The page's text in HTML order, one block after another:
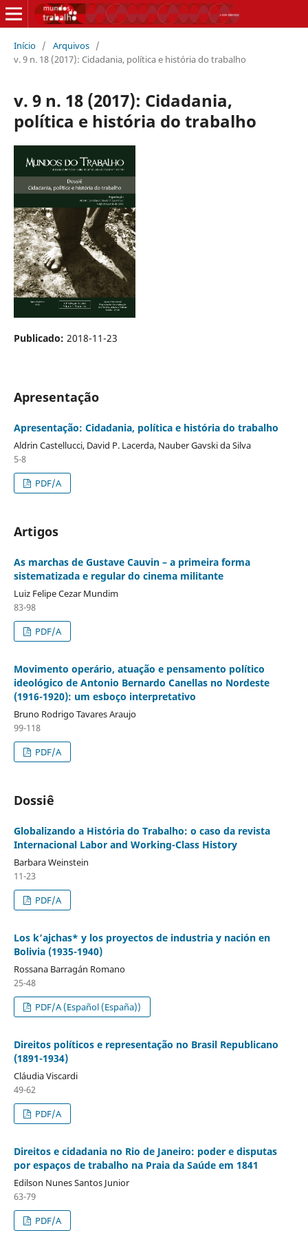
Início / Arquivos /
v. 9 n. 18 (2017): Cidadania, política e história do trabalho
v. 9 n. 18 (2017): Cidadania,
política e história do trabalho
Publicado: 2018-11-23
Apresentação
Apresentação: Cidadania, política e história do trabalho
Aldrin Castellucci, David P. Lacerda, Nauber Gavski da Silva
5-8
PDF/A
Artigos
As marchas de Gustave Cauvin – a primeira forma
sistematizada e regular do cinema militante
Luiz Felipe Cezar Mundim
83-98
PDF/A
Movimento operário, atuação e pensamento político
ideológico de Antonio Bernardo Canellas no Nordeste
(1916-1920): um esboço interpretativo
Bruno Rodrigo Tavares Araujo
99-118
PDF/A
Dossiê
Globalizando a História do Trabalho: o caso da revista
Internacional Labor and Working-Class History
Barbara Weinstein
11-23
PDF/A
Los k’ajchas* y los proyectos de industria y nación en
Bolivia (1935-1940)
Rossana Barragán Romano
25-48
PDF/A (Español (España))
Direitos políticos e representação no Brasil Republicano
(1891-1934)
Cláudia Viscardi
49-62
PDF/A
Direitos e cidadania no Rio de Janeiro: poder e disputas
por espaços de trabalho na Praia da Saúde em 1841
Edilson Nunes Santos Junior
63-79
PDF/A